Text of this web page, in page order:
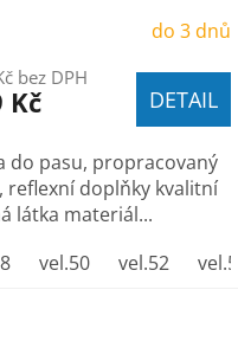
46 47
do 3 dnů
bez DPH
Kč DETAIL
do pasu, propracovaný
reflexní doplňky kvalitní
látka materiál...
vel.50 vel.52 vel.54